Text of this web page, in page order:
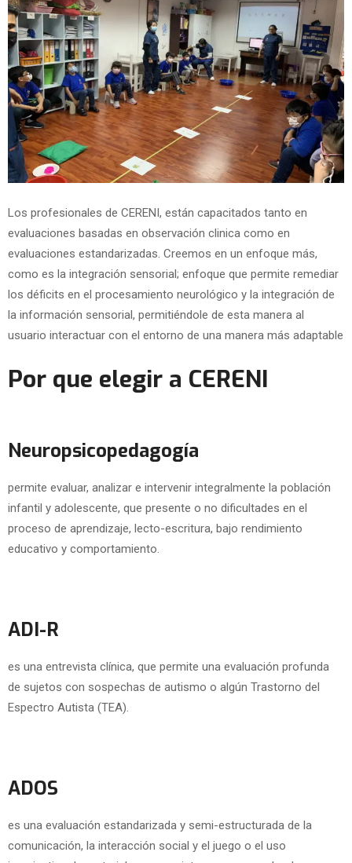
Los profesionales de CERENI, están capacitados tanto en
evaluaciones basadas en observación clinica como en
evaluaciones estandarizadas. Creemos en un enfoque más,
como es la integración sensorial; enfoque que permite remediar
los déficits en el procesamiento neurológico y la integración de
la información sensorial, permitiéndole de esta manera al
usuario interactuar con el entorno de una manera más adaptable
Por que elegir a CERENI
Neuropsicopedagogía
permite evaluar, analizar e intervenir integralmente la población
infantil y adolescente, que presente o no dificultades en el
proceso de aprendizaje, lecto-escritura, bajo rendimiento
educativo y comportamiento.
ADI-R
es una entrevista clínica, que permite una evaluación profunda
de sujetos con sospechas de autismo o algún Trastorno del
Espectro Autista (TEA).
ADOS
es una evaluación estandarizada y semi-estructurada de la
comunicación, la interacción social y el juego o el uso